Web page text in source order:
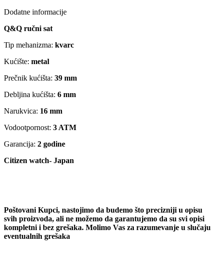
Dodatne informacije
Q&Q ručni sat
Tip mehanizma: kvarc
Kućište: metal
Prečnik kućišta: 39 mm
Debljina kućišta: 6 mm
Narukvica: 16 mm
Vodootpornost: 3 ATM
Garancija: 2 godine
Citizen watch- Japan
Poštovani Kupci, nastojimo da budemo što precizniji u opisu
svih proizvoda, ali ne možemo da garantujemo da su svi opisi
kompletni i bez grešaka. Molimo Vas za razumevanje u slučaju
eventualnih grešaka